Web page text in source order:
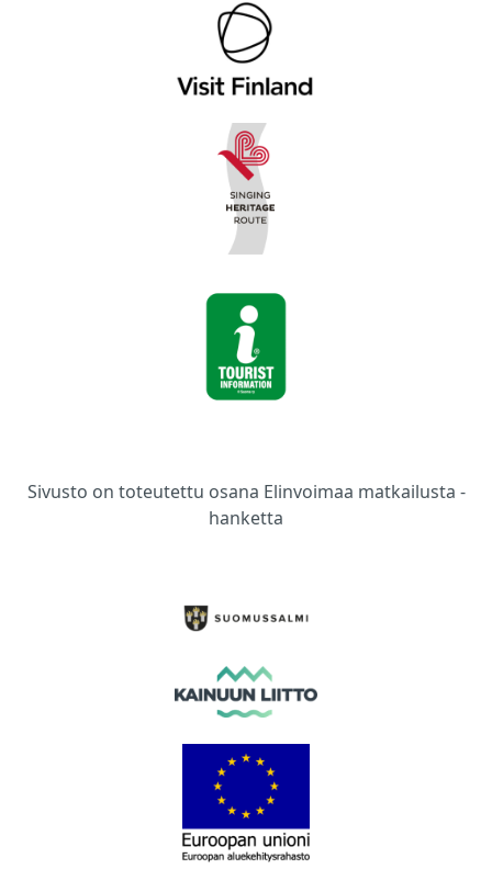
Sivusto on toteutettu osana Elinvoimaa matkailusta -
hanketta